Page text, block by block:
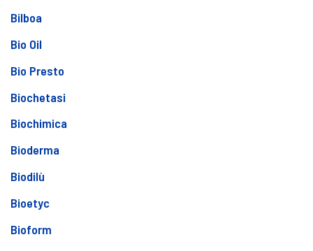
Bilboa
Bio Oil
Bio Presto
Biochetasi
Biochimica
Bioderma
Biodilù
Bioetyc
Bioform